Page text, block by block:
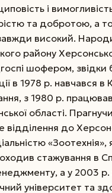
і
та добротою, а
високий.
району
шофером, звідки
в 1978 р. навчався в
з 1980 р.
області.
відділення до
стажування в
а у 2003
університет та